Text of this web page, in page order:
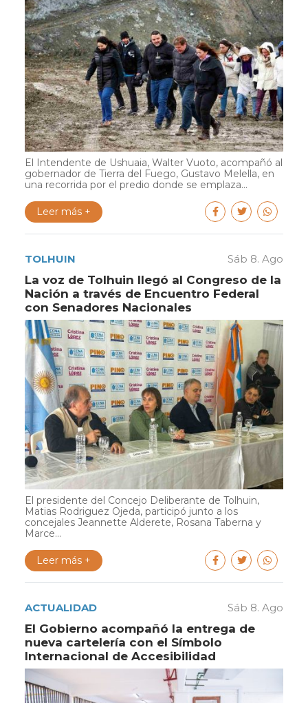
El Intendente de Ushuaia, Walter Vuoto, acompañó al
gobernador de Tierra del Fuego, Gustavo Melella, en
una recorrida por el predio donde se emplaza...
Leer más +
TOLHUIN Sáb 8. Ago
La voz de Tolhuin llegó al Congreso de la
Nación a través de Encuentro Federal
con Senadores Nacionales
El presidente del Concejo Deliberante de Tolhuin,
Matias Rodriguez Ojeda, participó junto a los
concejales Jeannette Alderete, Rosana Taberna y
Marce...
Leer más +
ACTUALIDAD Sáb 8. Ago
El Gobierno acompañó la entrega de
nueva cartelería con el Símbolo
Internacional de Accesibilidad